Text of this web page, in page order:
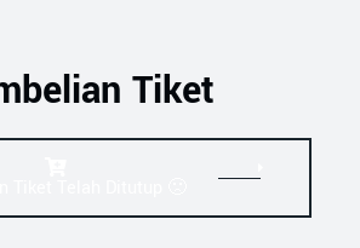
Tiket